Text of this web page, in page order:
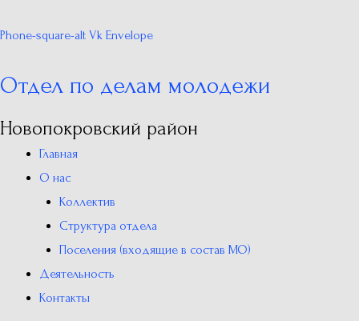
Phone-square-alt Vk Envelope
Отдел по делам молодежи
Новопокровский район
Главная
О нас
Коллектив
Структура отдела
Поселения (входящие в состав МО)
Деятельность
Контакты